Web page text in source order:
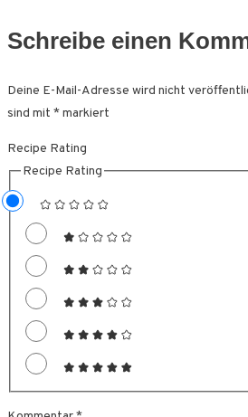
Schreibe einen
Deine E-Mail-Adresse wird nicht
sind mit *markiert
Recipe Rating
Recipe Rating